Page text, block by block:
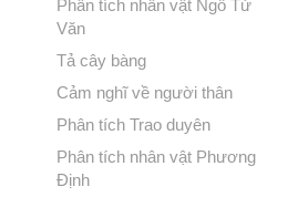
Phân tích nhân vật Ngô Tử
Văn
Tả cây bàng
Cảm nghĩ về người thân
Phân tích Trao duyên
Phân tích nhân vật Phương
Định